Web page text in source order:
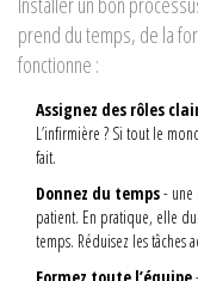
prend du temps, de la
fonctionne :
Assignez des rôles
L’infirmière ? Si tout le
fait.
Donnez du temps- une
patient. En pratique, elle
temps. Réduisez les